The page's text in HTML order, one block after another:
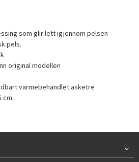
som glir lett igjennom pelsen
pels.
original modellen
varmebehandlet asketre
cm.